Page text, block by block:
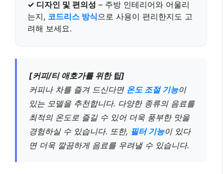
✓ 디자인 및 편의성 – 주방 인테리어와 어울리
는지, 코드리스 방식으로 사용이 편리한지도 고
려해 보세요.
[커피/티 애호가를 위한 팁]
커피나 차를 즐겨 드신다면 온도 조절 기능이
있는 모델을 추천합니다. 다양한 종류의 음료를
최적의 온도로 즐길 수 있어 더욱 풍부한 맛을
경험하실 수 있습니다. 또한, 필터 기능이 있다
면 더욱 깔끔하게 음료를 우려낼 수 있습니다.